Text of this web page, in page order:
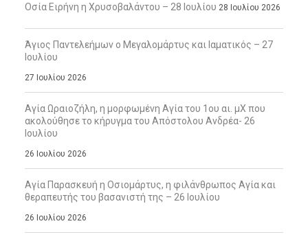
Οσία Ειρήνη η Χρυσοβαλάντου – 28 Ιουλίου 28 Ιουλίου 2026
Άγιος Παντελεήμων ο Μεγαλομάρτυς και Ιαματικός – 27
Ιουλίου
27 Ιουλίου 2026
Αγία Ωραιοζήλη, η μορφωμένη Αγία του 1ου αι. μΧ που
ακολούθησε το κήρυγμα του Απόστολου Ανδρέα- 26
Ιουλίου
26 Ιουλίου 2026
Αγία Παρασκευή η Οσιομάρτυς, η φιλάνθρωπος Αγία και
θεραπευτής του βασανιστή της – 26 Ιουλίου
26 Ιουλίου 2026